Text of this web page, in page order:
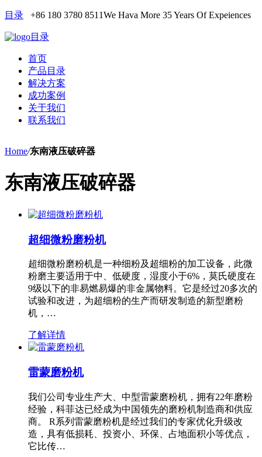
目录 +86 180 3780 8511We Hava More 35 Years Of Expeiences
目录
首页
产品目录
解决方案
成功案例
关于我们
联系我们
Home/东南液压破碎器
东南液压破碎器
超细微粉磨粉机
超细微粉磨粉机是一种细粉及超细粉的加工设备，此微
粉磨主要适用于中、低硬度，湿度小于6%，莫氏硬度在
9级以下的非易燃易爆的非金属物料。它是经过20多次的
试验和改进，为超细粉的生产而研发制造的新型磨粉
机，…
了解详情
雷蒙磨粉机
我们公司专业生产大、中型雷蒙磨粉机，拥有22年磨粉
经验，科菲达已经成为中国领先的磨粉机制造商和供应
商。 R系列雷蒙磨粉机是经过我们的专家优化升级改
造，具有低损耗、投资小、环保、占地面积小等优点，
它比传…